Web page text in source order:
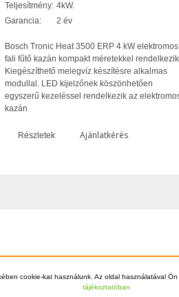
Teljesítmény: 4kW.
Garancia:
2 év
Bosch Tronic Heat 3500 ERP 4 kW elektromos
fali fűtő kazán kompakt méretekkel
Kiegészíthető melegvíz készítésre alkalmas
modullal. LED kijelzőnek köszönhetően
egyszerű kezeléssel rendelkezik az
kazán
Részletek Ajánlatkérés
cookie-kat használunk. Az oldal használatával
tájékoztatóban
© 2012 - 2026